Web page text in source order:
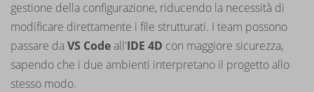
gestione della configurazione, riducendo la necessità di
modificare direttamente i file strutturati. I team possono
passare da VS Codeall'IDE 4D con maggiore sicurezza,
sapendo che i due ambienti interpretano il progetto allo
stesso modo.